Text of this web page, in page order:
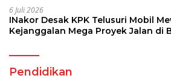
6 Juli 2026
INakor Desak KPK Telusuri Mobil
Kejanggalan Mega Proyek Jalan di
Pendidikan